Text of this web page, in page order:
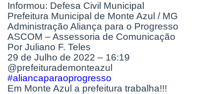
Informou: Defesa Civil Municipal
Prefeitura Municipal de Monte Azul / MG
Administração Aliança para o Progresso
ASCOM – Assessoria de Comunicação
Por Juliano F. Teles
29 de Julho de 2022 – 16:19
@prefeiturademonteazul
#aliancaparaoprogresso
Em Monte Azul a prefeitura trabalha!!!